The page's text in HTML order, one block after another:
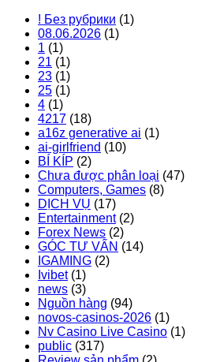
! Без рубрики (1)
08.06.2026 (1)
1 (1)
21 (1)
23 (1)
25 (1)
4 (1)
4217 (18)
a16z generative ai (1)
ai-girlfriend (10)
BÍ KÍP (2)
Chưa được phân loại (47)
Computers, Games (8)
DỊCH VỤ (17)
Entertainment(2)
Forex News (2)
GÓC TƯ VẤN (14)
IGAMING (2)
Ivibet(1)
news (3)
Nguồn hàng (94)
novos-casinos-2026 (1)
Nv Casino Live Casino (1)
public (317)